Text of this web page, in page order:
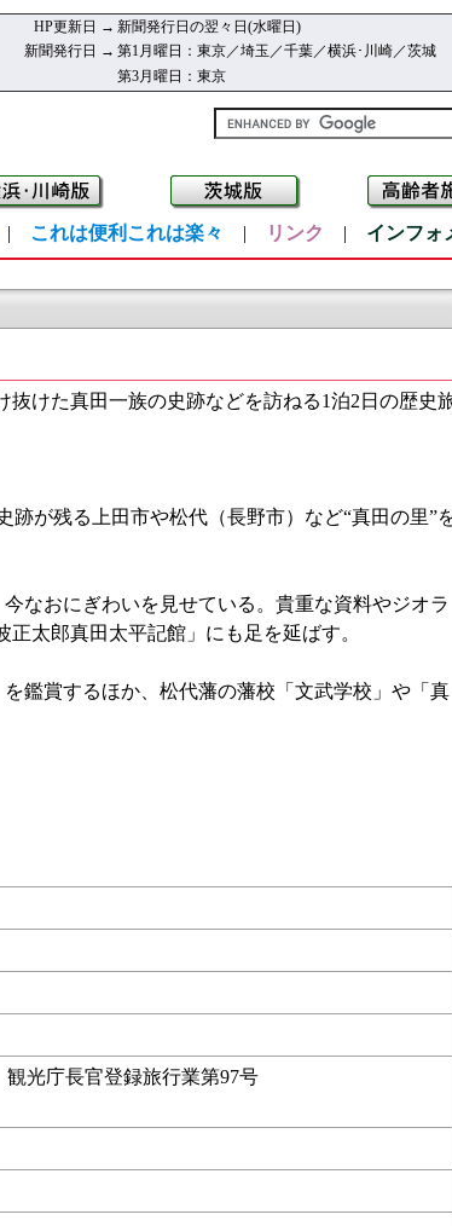
HP更新日 → 新聞発行日の翌々日(水曜日)
新聞発行日 → 第1月曜日：東京／埼玉／千葉／横浜･川崎／茨城
第3月曜日：東京
これは便利これは楽々 | リンク | インフォ
けた真田一族の史跡などを訪ねる1泊2日の歴史
が残る上田市や松代（長野市）など“真田の里”
なおにぎわいを見せている。貴重な資料やジオラ
太郎真田太平記館」にも足を延ばす。
鑑賞するほか、松代藩の藩校「文武学校」や「真
光庁長官登録旅行業第97号